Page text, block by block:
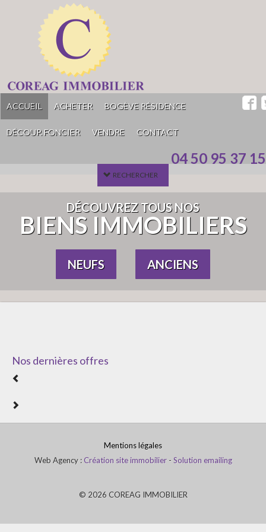
ACCUEIL ACHETER BOGÈVE RÉSIDENCE
DÉCOUP. FONCIER VENDRE CONTACT
04 50 95 37 15
RECHERCHER
DÉCOUVREZ TOUS NOS
BIENS IMMOBILIERS
NEUFS ANCIENS
Nos dernières offres
Mentions légales
Web Agency : Création site immobilier- Solution emailing
© 2026 COREAG IMMOBILIER